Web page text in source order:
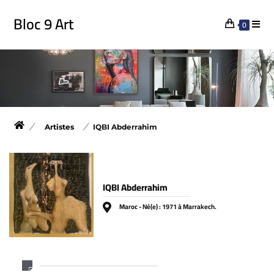
Bloc 9 Art 0
Artistes IQBI Abderrahim
IQBI Abderrahim
Maroc - Né(e) : 1971 à Marrakech.